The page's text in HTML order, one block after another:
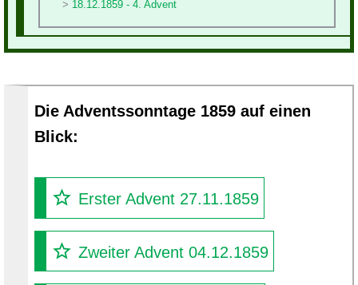
18.12.1859 - 4. Advent
Die Adventssonntage 1859 auf einen
Blick:
Erster Advent 27.11.1859
Zweiter Advent 04.12.1859